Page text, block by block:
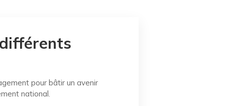
pour bâtir un avenir
national.